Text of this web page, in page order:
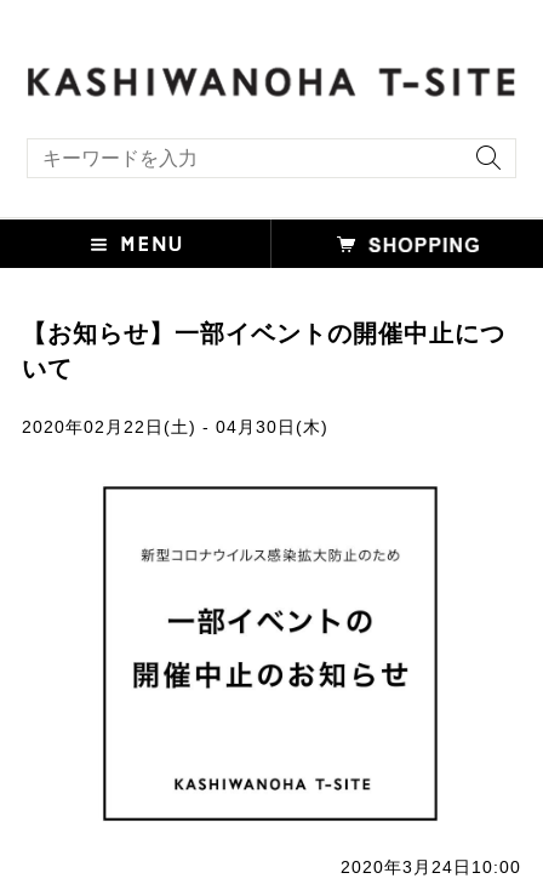
【お知らせ】一部イベントの開催中止につ
いて
2020年02月22日(土) - 04月30日(木)
2020年3月24日10:00